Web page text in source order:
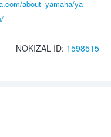
about_yamaha/ya
NOKIZAL ID: 1598515